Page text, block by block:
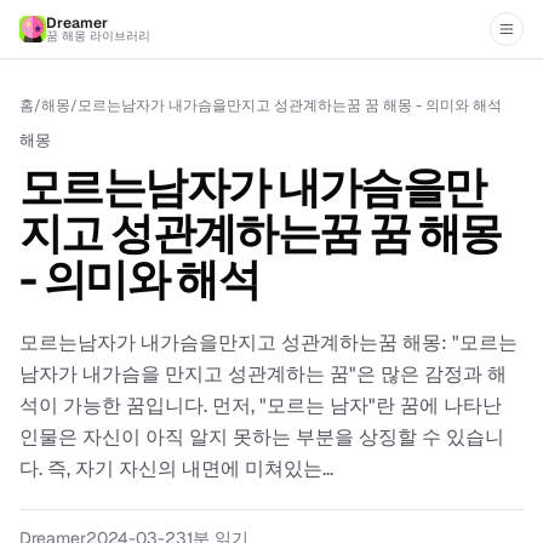
Dreamer
꿈 해몽 라이브러리
홈/해몽/모르는남자가 내가슴을만지고 성관계하는꿈 꿈 해몽 - 의미와 해석
해몽
모르는남자가 내가슴을만
지고 성관계하는꿈 꿈 해몽
- 의미와 해석
모르는남자가 내가슴을만지고 성관계하는꿈 해몽: "모르는
남자가 내가슴을 만지고 성관계하는 꿈"은 많은 감정과 해
석이 가능한 꿈입니다. 먼저, "모르는 남자"란 꿈에 나타난
인물은 자신이 아직 알지 못하는 부분을 상징할 수 있습니
다. 즉, 자기 자신의 내면에 미쳐있는...
Dreamer2024-03-231분 읽기